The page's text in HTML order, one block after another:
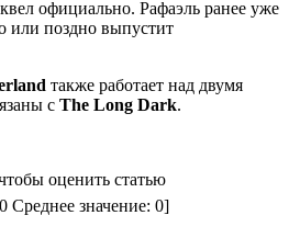
официально. Рафаэль ранее уже
или поздно выпустит
также работает над двумя
с The Long Dark.
оценить статью
0 Среднее значение: 0]